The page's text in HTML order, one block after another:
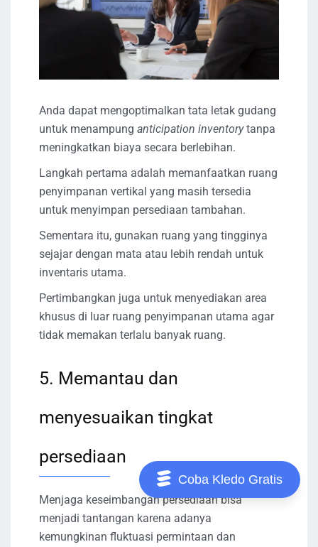
Anda dapat mengoptimalkan tata letak gudang
untuk menampung anticipation inventorytanpa
meningkatkan biaya secara berlebihan.
Langkah pertama adalah memanfaatkan ruang
penyimpanan vertikal yang masih tersedia
untuk menyimpan persediaan tambahan.
Sementara itu, gunakan ruang yang tingginya
sejajar dengan mata atau lebih rendah untuk
inventaris utama.
Pertimbangkan juga untuk menyediakan area
khusus di luar ruang penyimpanan utama agar
tidak memakan terlalu banyak ruang.
5. Memantau dan
menyesuaikan tingkat
persediaan
Menjaga keseimbangan persediaan bisa
menjadi tantangan karena adanya
kemungkinan fluktuasi permintaan dan
Coba Kledo Gratis